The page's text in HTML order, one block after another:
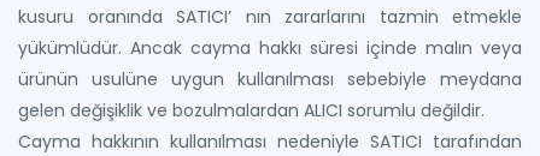
kusuru oranında SATICI’ nın zararlarını tazmin etmekle
yükümlüdür. Ancak cayma hakkı süresi içinde malın veya
ürünün usulüne uygun kullanılması sebebiyle meydana
gelen değişiklik ve bozulmalardan ALICI sorumlu değildir.
Cayma hakkının kullanılması nedeniyle SATICI tarafından